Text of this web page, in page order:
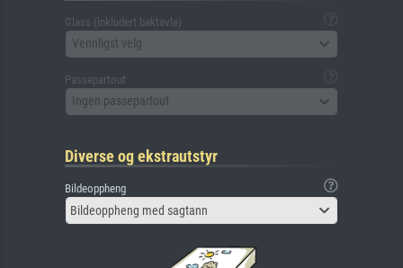
Glass (inkludert baktavle)
Vennligst velg
Passepartout
Ingen passepartout
Diverse og ekstrautstyr
Bildeoppheng
Bildeoppheng med sagtann